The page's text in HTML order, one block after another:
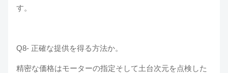
す。
Q8- 正確な提供を得る方法か。
精密な価格はモーターの指定そして土台次元を点検した